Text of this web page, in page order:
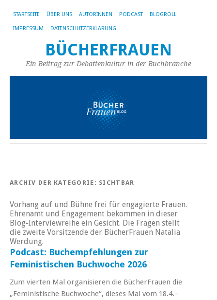
STARTSEITE ÜBER UNS AUTORINNEN PODCAST BLOGROLL
IMPRESSUM DATENSCHUTZERKLÄRUNG
BÜCHERFRAUEN
Ein Beitrag zur Debattenkultur in der Buchbranche
ARCHIV DER KATEGORIE: SICHTBAR
Vorhang auf und Bühne frei für engagierte Frauen.
Ehrenamt und Engagement bekommen in dieser
Blog-Interviewreihe ein Gesicht. Die Fragen stellt
die zweite Vorsitzende der BücherFrauen Natalia
Werdung.
Podcast: Buchempfehlungen zur
Feministischen Buchwoche 2026
Zum vierten Mal organisieren die BücherFrauen die
„Feministische Buchwoche“, dieses Mal vom 18.4.–